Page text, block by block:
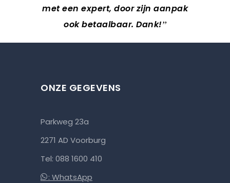
met een expert, door zijn aanpak
ook betaalbaar. Dank!
ONZE GEGEVENS
Parkweg 23a
2271 AD Voorburg
Tel: 088 1600 410
: WhatsApp